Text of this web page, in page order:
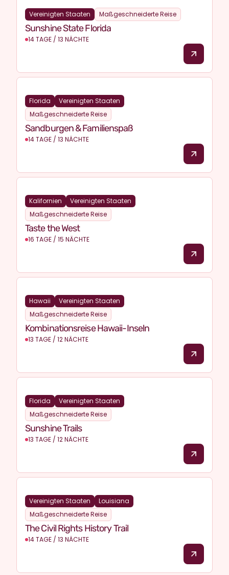
Vereinigten Staaten Maßgeschneiderte Reise
Sunshine State Florida
14 TAGE / 13 NÄCHTE
Florida
Vereinigten Staaten
Maßgeschneiderte Reise
Sandburgen & Familienspaß
14 TAGE / 13 NÄCHTE
Kalifornien
Vereinigten Staaten
Maßgeschneiderte Reise
Taste the West
16 TAGE / 15 NÄCHTE
Hawaii
Vereinigten Staaten
Maßgeschneiderte Reise
Kombinationsreise Hawaii-Inseln
13 TAGE / 12 NÄCHTE
Florida
Vereinigten Staaten
Maßgeschneiderte Reise
Sunshine Trails
13 TAGE / 12 NÄCHTE
Vereinigten Staaten
Louisiana
Maßgeschneiderte Reise
The Civil Rights History Trail
14 TAGE / 13 NÄCHTE